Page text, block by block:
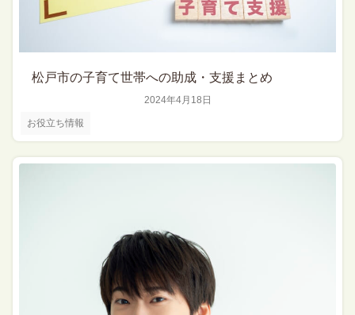
お役立ち情報
2024年4月18日
松戸市の子育て世帯への助成・支援まとめ